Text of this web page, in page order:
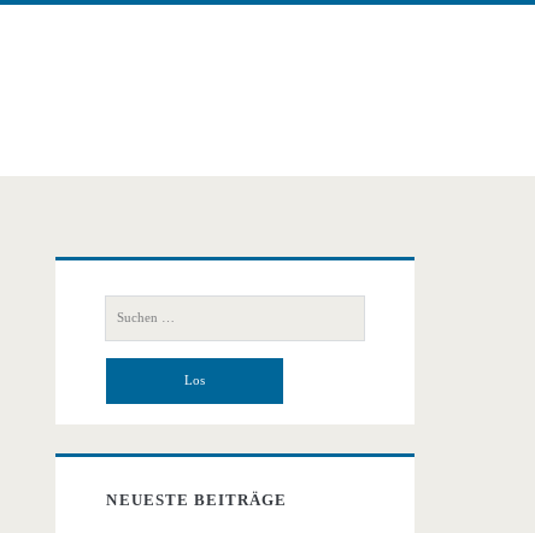
Primäre
Seitenleiste
nach:
NEUESTE BEITRÄGE